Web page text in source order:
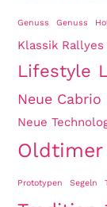
Genuss Genuss
Klassik Rallyes
Lifestyle
Neue Cabrio
Neue
Oldtimer
Prototypen Segeln